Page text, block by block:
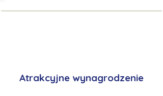
Atrakcyjne wynagrodzenie